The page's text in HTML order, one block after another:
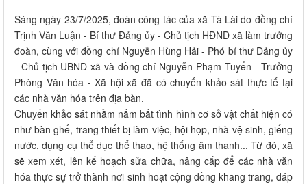
Sáng ngày 23/7/2025, đoàn công tác của xã Tà Lài do đồng chí
Trịnh Văn Luận - Bí thư Đảng ủy - Chủ tịch HĐND xã làm trưởng
đoàn, cùng với đồng chí Nguyễn Hùng Hải - Phó bí thư Đảng ủy
- Chủ tịch UBND xã và đồng chí Nguyễn Phạm Tuyển - Trưởng
Phòng Văn hóa - Xã hội xã đã có chuyến khảo sát thực tế tại
các nhà văn hóa trên địa bàn.
Chuyến khảo sát nhằm nắm bắt tình hình cơ sở vật chất hiện có
như bàn ghế, trang thiết bị làm việc, hội họp, nhà vệ sinh, giếng
nước, dụng cụ thể dục thể thao, hệ thống âm thanh... Từ đó, xã
sẽ xem xét, lên kế hoạch sửa chữa, nâng cấp để các nhà văn
hóa thực sự trở thành nơi sinh hoạt cộng đồng khang trang, đáp